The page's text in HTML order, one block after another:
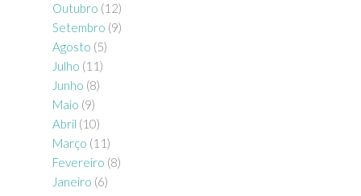
Outubro (12)
Setembro (9)
Agosto (5)
Julho (11)
Junho (8)
Maio (9)
Abril (10)
Março (11)
Fevereiro (8)
Janeiro (6)